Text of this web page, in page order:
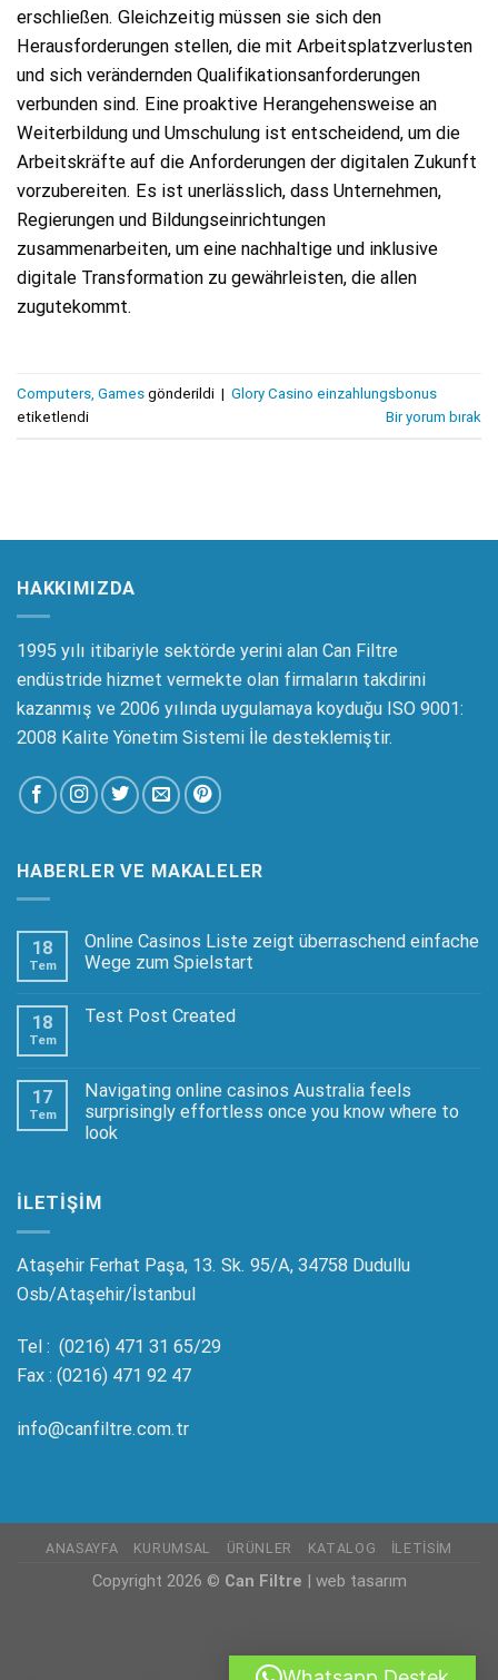
erschließen. Gleichzeitig müssen sie sich den
Herausforderungen stellen, die mit Arbeitsplatzverlusten
und sich verändernden Qualifikationsanforderungen
verbunden sind. Eine proaktive Herangehensweise an
Weiterbildung und Umschulung ist entscheidend, um die
Arbeitskräfte auf die Anforderungen der digitalen Zukunft
vorzubereiten. Es ist unerlässlich, dass Unternehmen,
Regierungen und Bildungseinrichtungen
zusammenarbeiten, um eine nachhaltige und inklusive
digitale Transformation zu gewährleisten, die allen
zugutekommt.
Computers, Games gönderildi | Glory Casino einzahlungsbonus
etiketlendi
Bir yorum bırak
HAKKIMIZDA
1995 yılı itibariyle sektörde yerini alan Can Filtre
endüstride hizmet vermekte olan firmaların takdirini
kazanmış ve 2006 yılında uygulamaya koyduğu ISO 9001:
2008 Kalite Yönetim Sistemi İle desteklemiştir.
HABERLER VE MAKALELER
18
Tem
Online Casinos Liste zeigt überraschend einfache
Wege zum Spielstart
18
Tem
Test Post Created
17
Tem
Navigating online casinos Australia feels
surprisingly effortless once you know where to
look
ILETIŞIM
Ataşehir Ferhat Paşa, 13. Sk. 95/A, 34758 Dudullu
Osb/Ataşehir/İstanbul
Tel : (0216) 471 31 65/29
Fax : (0216) 471 92 47
info@canfiltre.com.tr
ANASAYFA KURUMSAL ÜRÜNLER KATALOG İLETISIM
Copyright 2026 © Can Filtre | web tasarım